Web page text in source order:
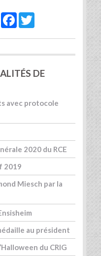
Facebook
DE
avec protocole
2020 du RCE
2019
Miesch par la
au président
du CRIG